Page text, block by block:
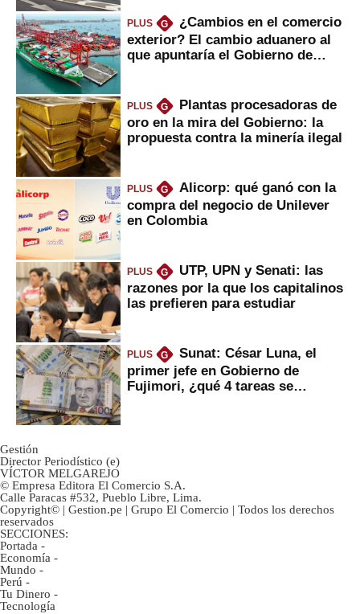
PLUS G
¿Cambios en el comercio
exterior? El cambio aduanero al
que apuntaría el Gobierno de
PLUS G
Plantas procesadoras de
oro en la mira del Gobierno: la
propuesta contra la minería ilegal
PLUS G
Alicorp: qué ganó con la
compra del negocio de Unilever
en Colombia
PLUS G
UTP, UPN y Senati: las
razones por la que los capitalinos
las prefieren para estudiar
PLUS G
Sunat: César Luna, el
primer jefe en Gobierno de
Fujimori, ¿qué 4 tareas se
Gestión
Director Periodístico (e)
VÍCTOR MELGAREJO
© Empresa Editora El Comercio S.A.
Calle Paracas #532, Pueblo Libre, Lima.
Copyright© | Gestion.pe | Grupo El Comercio | Todos los derechos
reservados
SECCIONES:
Portada -
Economía -
Mundo -
Perú -
Tu Dinero -
Tecnología